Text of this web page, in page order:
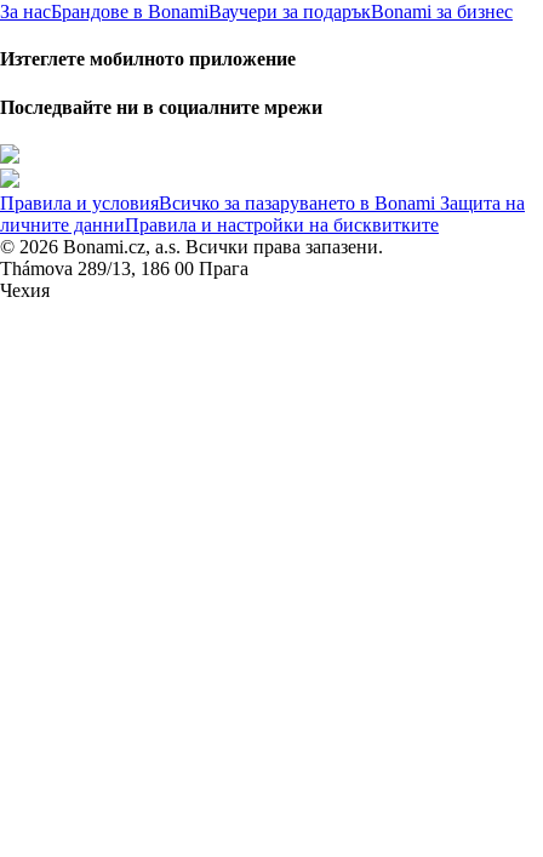
За насБрандове в BonamiВаучери за подаръкBonami за бизнес
Изтеглете мобилното приложение
Последвайте ни в социалните мрежи
Правила и условияВсичко за пазаруването в Bonami Защита на
личните данниПравила и настройки на бисквитките
© 2026 Bonami.cz, a.s. Всички права запазени.
Thámova 289/13, 186 00 Прага
Чехия